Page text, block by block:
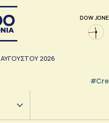
DOW
ΑΥΓΟΥΣΤΟΥ 2026